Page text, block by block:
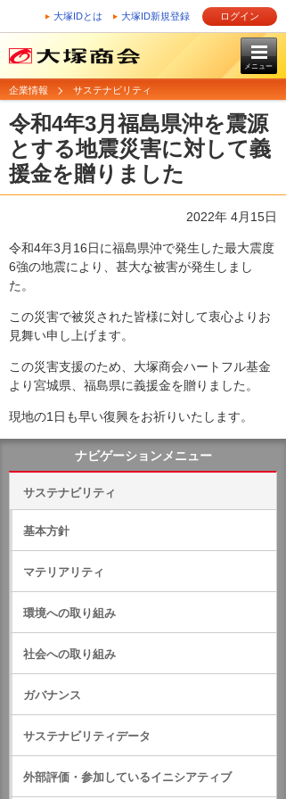
大塚IDとは 大塚ID新規登録 ログイン
メニュー
企業情報 サステナビリティ
令和4年3月福島県沖を震源
とする地震災害に対して義
援金を贈りました
2022年 4月15日
令和4年3月16日に福島県沖で発生した最大震度
6強の地震により、甚大な被害が発生しまし
た。
この災害で被災された皆様に対して衷心よりお
見舞い申し上げます。
この災害支援のため、大塚商会ハートフル基金
より宮城県、福島県に義援金を贈りました。
現地の1日も早い復興をお祈りいたします。
ナビゲーションメニュー
サステナビリティ
基本方針
マテリアリティ
環境への取り組み
社会への取り組み
ガバナンス
サステナビリティデータ
外部評価・参加しているイニシアティブ